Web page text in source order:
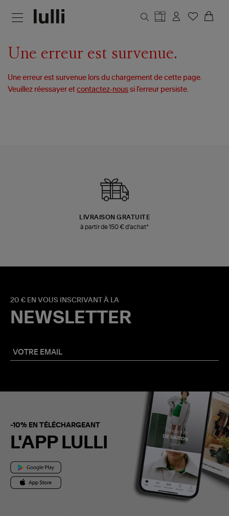
Une erreur est survenue.
Une erreur est survenue lors du chargement de cette page.
Veuillez réessayer etcontactez-nous si l’erreur persiste.
LIVRAISON GRATUITE
à partir de 150 € d'achat*
20 € EN VOUS INSCRIVANT À LA
NEWSLETTER
-10% EN TÉLÉCHARGEANT
L'APP LULLI